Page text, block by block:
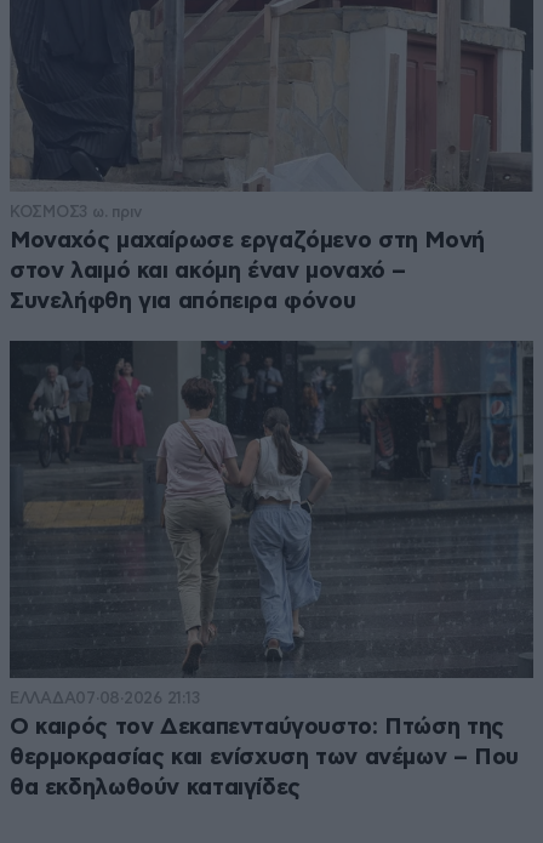
ΚΟΣΜΟΣ3 ω. πριν
Μοναχός μαχαίρωσε εργαζόμενο στη Μονή
στον λαιμό και ακόμη έναν μοναχό –
Συνελήφθη για απόπειρα φόνου
ΕΛΛΑΔΑ07·08·2026 21:13
Ο καιρός τον Δεκαπενταύγουστο: Πτώση της
θερμοκρασίας και ενίσχυση των ανέμων – Που
θα εκδηλωθούν καταιγίδες